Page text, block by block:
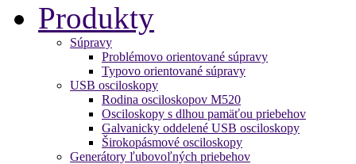
Produkty
Súpravy
Problémovo orientované súpravy
Typovo orientované súpravy
USB osciloskopy
Rodina osciloskopov M520
Osciloskopy s dlhou pamäťou priebehov
Galvanicky oddelené USB osciloskopy
Širokopásmové osciloskopy
Generátory ľubovoľných priebehov